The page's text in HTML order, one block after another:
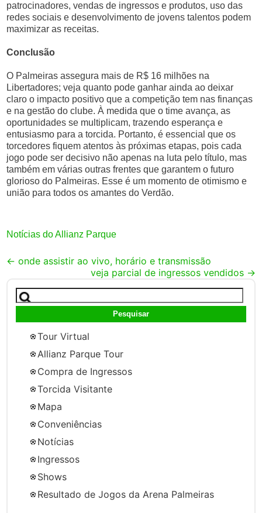
patrocinadores, vendas de ingressos e produtos, uso das
redes sociais e desenvolvimento de jovens talentos podem
maximizar as receitas.
Conclusão
O Palmeiras assegura mais de R$ 16 milhões na
Libertadores; veja quanto pode ganhar ainda ao deixar
claro o impacto positivo que a competição tem nas finanças
e na gestão do clube. À medida que o time avança, as
oportunidades se multiplicam, trazendo esperança e
entusiasmo para a torcida. Portanto, é essencial que os
torcedores fiquem atentos às próximas etapas, pois cada
jogo pode ser decisivo não apenas na luta pelo título, mas
também em várias outras frentes que garantem o futuro
glorioso do Palmeiras. Esse é um momento de otimismo e
união para todos os amantes do Verdão.
Notícias do Allianz Parque
Post
← onde assistir ao vivo, horário e transmissão
veja parcial de ingressos vendidos →
Pesquisar
por:
Tour Virtual
Allianz Parque Tour
Compra de Ingressos
Torcida Visitante
Mapa
Conveniências
Notícias
Ingressos
Shows
Resultado de Jogos da Arena Palmeiras